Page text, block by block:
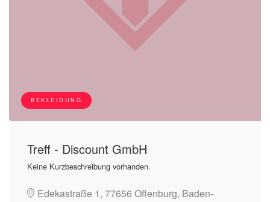
BEKLEIDUNG
Treff - Discount GmbH
Keine Kurzbeschreibung vorhanden.
Edekastraße 1, 77656 Offenburg, Baden-